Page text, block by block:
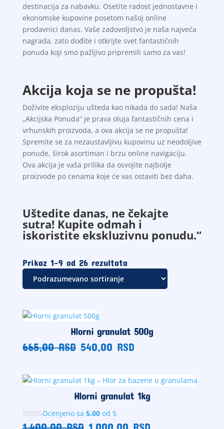
destinacija za nabavku. Osetite radost jednostavne i
ekonomske kupovine posetom našoj online
prodavnici danas. Vaše zadovoljstvo je naša najveća
nagrada, zato dođite i otkrijte svet fantastičnih
ponuda koji smo pažljivo pripremili samo za vas!
Akcija koja se ne propušta!
Doživite eksploziju ušteda kao nikada do sada! Naša
„Akcijska Ponuda“ je prava oluja fantastičnih cena i
vrhunskih proizvoda, a ova akcija se ne propušta!
Spremite se za nezaustavljivu kupovinu uz neodoljive
ponude, širok asortiman i brzu online navigaciju.
Ova akcija je vaša prilika da osvojite najbolje
proizvode po cenama koje će vas ostaviti bez daha.
Uštedite danas, ne čekajte
sutra! Kupite odmah i
iskoristite ekskluzivnu ponudu.“
Prikaz 1–9 od 26 rezultata
Hlorni granulat 500g
665,00RSD Originalna
bila:
665,00
RSD.
540,00 RSDTrenutna
540,00
RSD.
Hlorni granulat 1kg
Ocenjeno sa 5.00od 5
Originalna
Trenutna